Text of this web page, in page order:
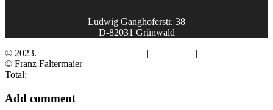
Ludwig Ganghoferstr. 38
D-82031 Grünwald
© 2023.
| |
© Franz Faltermaier
Total:
Add comment